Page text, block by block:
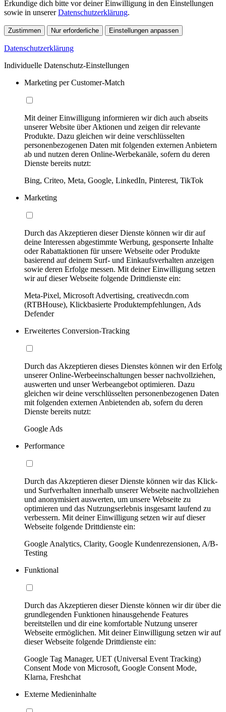
Erkundige dich bitte vor deiner Einwilligung in den Einstellungen
sowie in unsererDatenschutzerklärung.
Zustimmen Nur erforderliche Einstellungen anpassen
Datenschutzerklärung
Individuelle Datenschutz-Einstellungen
Marketing per Customer-Match
Mit deiner Einwilligung informieren wir dich auch abseits
unserer Website über Aktionen und zeigen dir relevante
Produkte. Dazu gleichen wir deine verschlüsselten
personenbezogenen Daten mit folgenden externen Anbietern
ab und nutzen deren Online-Werbekanäle, sofern du deren
Dienste bereits nutzt:
Bing, Criteo, Meta, Google, LinkedIn, Pinterest, TikTok
Marketing
Durch das Akzeptieren dieser Dienste können wir dir auf
deine Interessen abgestimmte Werbung, gesponserte Inhalte
oder Rabattaktionen für unsere Webseite oder Produkte
basierend auf deinem Surf- und Einkaufsverhalten anzeigen
sowie deren Erfolge messen. Mit deiner Einwilligung setzen
wir auf dieser Webseite folgende Drittdienste ein:
Meta-Pixel, Microsoft Advertising, creativecdn.com
(RTBHouse), Klickbasierte Produktempfehlungen, Ads
Defender
Erweitertes Conversion-Tracking
Durch das Akzeptieren dieses Dienstes können wir den Erfolg
unserer Online-Werbeeinschaltungen besser nachvollziehen,
auswerten und unser Werbeangebot optimieren. Dazu
gleichen wir deine verschlüsselten personenbezogenen Daten
mit folgenden externen Anbietenden ab, sofern du deren
Dienste bereits nutzt:
Google Ads
Performance
Durch das Akzeptieren dieser Dienste können wir das Klick-
und Surfverhalten innerhalb unserer Webseite nachvollziehen
und anonymisiert auswerten, um unsere Webseite zu
optimieren und das Nutzungserlebnis insgesamt laufend zu
verbessern. Mit deiner Einwilligung setzen wir auf dieser
Webseite folgende Drittdienste ein:
Google Analytics, Clarity, Google Kundenrezensionen, A/B-
Testing
Funktional
Durch das Akzeptieren dieser Dienste können wir dir über die
grundlegenden Funktionen hinausgehende Features
bereitstellen und dir eine komfortable Nutzung unserer
Webseite ermöglichen. Mit deiner Einwilligung setzen wir auf
dieser Webseite folgende Drittdienste ein:
Google Tag Manager, UET (Universal Event Tracking)
Consent Mode von Microsoft, Google Consent Mode,
Klarna, Freshchat
Externe Medieninhalte